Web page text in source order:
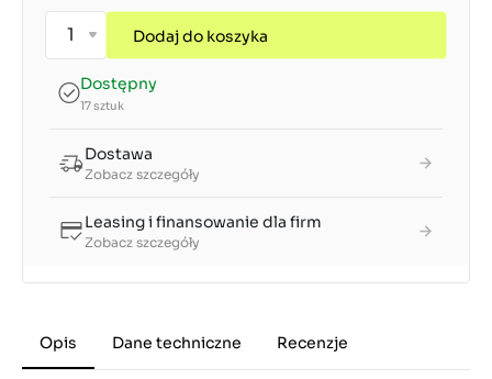
Dodaj do koszyka
Dostępny
17 sztuk
Dostawa
Zobacz szczegóły
Leasing i finansowanie dla firm
Zobacz szczegóły
Opis Dane techniczne Recenzje